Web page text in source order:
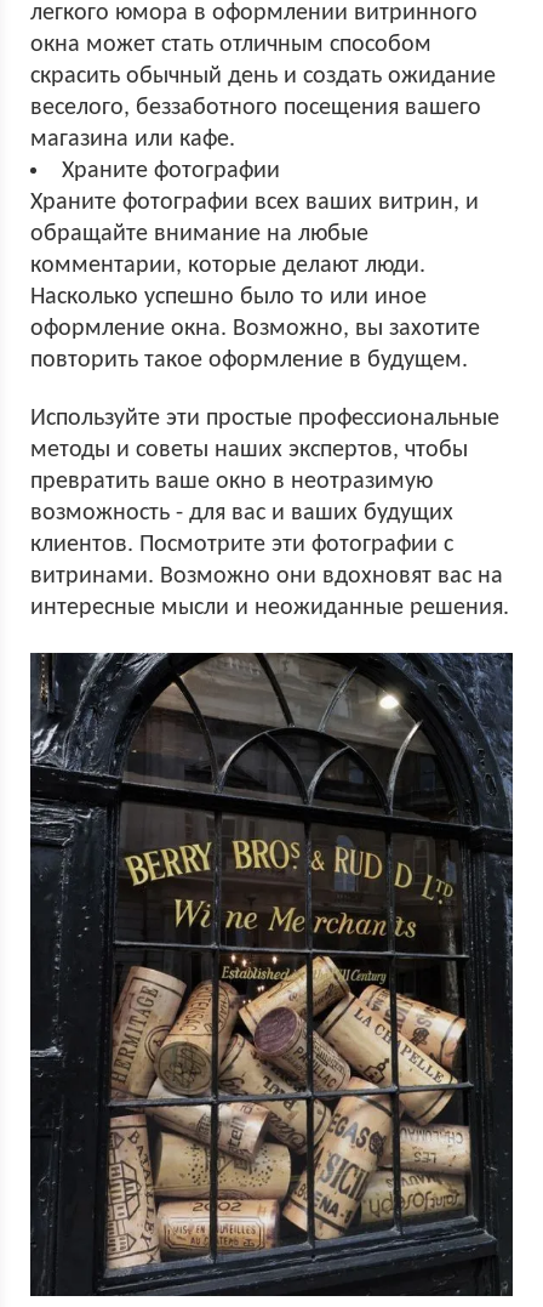
легкого юмора в оформлении витринного
окна может стать отличным способом
скрасить обычный день и создать ожидание
веселого, беззаботного посещения вашего
магазина или кафе.
Храните фотографии
Храните фотографии всех ваших витрин, и
обращайте внимание на любые
комментарии, которые делают люди.
Насколько успешно было то или иное
оформление окна. Возможно, вы захотите
повторить такое оформление в будущем.
Используйте эти простые профессиональные
методы и советы наших экспертов, чтобы
превратить ваше окно в неотразимую
возможность - для вас и ваших будущих
клиентов. Посмотрите эти фотографии с
витринами. Возможно они вдохновят вас на
интересные мысли и неожиданные решения.